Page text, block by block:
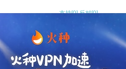
支持[0] 反对[0]
支持[0] 反对